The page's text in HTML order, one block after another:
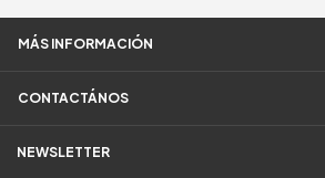
MÁS INFORMACIÓN
CONTACTÁNOS
NEWSLETTER